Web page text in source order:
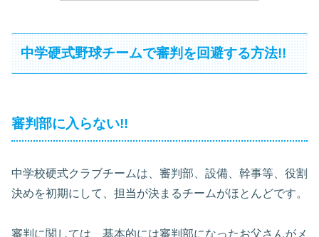
中学硬式野球チームで審判を回避する方法!!
審判部に入らない!!
中学校硬式クラブチームは、審判部、設備、幹事等、役割
決めを初期にして、担当が決まるチームがほとんどです。
審判に関しては、基本的には審判部になったお父さんがメ